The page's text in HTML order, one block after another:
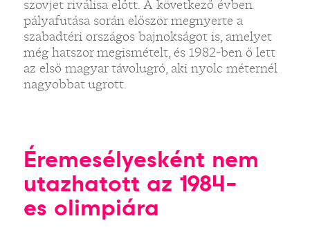
szovjet riválisa előtt. A következő évben
pályafutása során először megnyerte a
szabadtéri országos bajnokságot is, amelyet
még hatszor megismételt, és 1982-ben ő lett
az első magyar távolugró, aki nyolc méternél
nagyobbat ugrott.
Éremesélyesként nem
utazhatott az 1984-
es olimpiára